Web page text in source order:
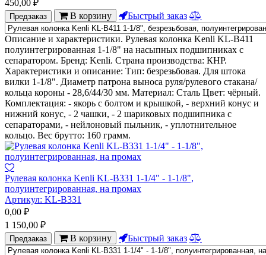
450,00 ₽
Предзаказ В корзину Быстрый заказ
Описание и характеристики. Рулевая колонка Kenli KL-B411
полуинтегрированная 1-1/8" на насыпных подшипниках с
сепаратором. Бренд: Kenli. Страна производства: КНР.
Характеристики и описание: Тип: безрезьбовая. Для штока
вилки 1-1/8". Диаметр патрона выноса руля/рулевого стакана/
кольца короны - 28,6/44/30 мм. Материал: Сталь Цвет: чёрный.
Комплектация: - якорь с болтом и крышкой, - верхний конус и
нижний конус, - 2 чашки, - 2 шариковых подшипника с
сепараторами, - нейлоновый пыльник, - уплотнительное
кольцо. Вес брутто: 160 грамм.
Рулевая колонка Kenli KL-B331 1-1/4" - 1-1/8",
полуинтегрированная, на промах
Артикул: KL-B331
0,00 ₽
1 150,00 ₽
Предзаказ В корзину Быстрый заказ